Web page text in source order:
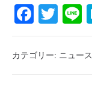
Fa
ce
bo
ok
T
wi
tte
r
カテゴリー: ニュース